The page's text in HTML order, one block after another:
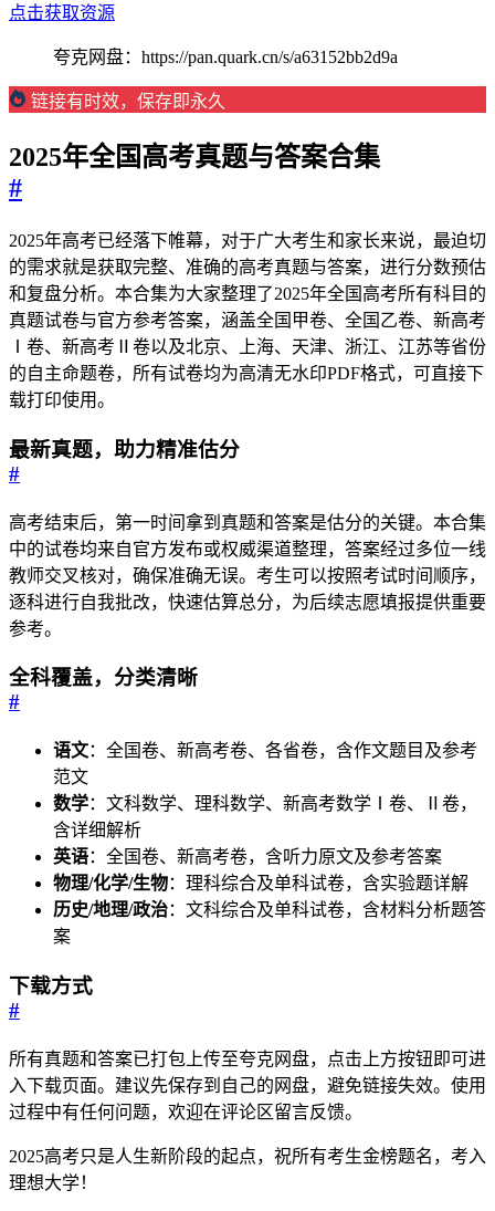
点击获取资源
夸克网盘：https://pan.quark.cn/s/a63152bb2d9a
链接有时效，保存即永久
2025年全国高考真题与答案合集
#
2025年高考已经落下帷幕，对于广大考生和家长来说，最迫切
的需求就是获取完整、准确的高考真题与答案，进行分数预估
和复盘分析。本合集为大家整理了2025年全国高考所有科目的
真题试卷与官方参考答案，涵盖全国甲卷、全国乙卷、新高考
Ⅰ卷、新高考Ⅱ卷以及北京、上海、天津、浙江、江苏等省份
的自主命题卷，所有试卷均为高清无水印PDF格式，可直接下
载打印使用。
最新真题，助力精准估分
#
高考结束后，第一时间拿到真题和答案是估分的关键。本合集
中的试卷均来自官方发布或权威渠道整理，答案经过多位一线
教师交叉核对，确保准确无误。考生可以按照考试时间顺序，
逐科进行自我批改，快速估算总分，为后续志愿填报提供重要
参考。
全科覆盖，分类清晰
#
语文：全国卷、新高考卷、各省卷，含作文题目及参考
范文
数学：文科数学、理科数学、新高考数学Ⅰ卷、Ⅱ卷，
含详细解析
英语：全国卷、新高考卷，含听力原文及参考答案
物理/化学/生物：理科综合及单科试卷，含实验题详解
历史/地理/政治：文科综合及单科试卷，含材料分析题答
案
下载方式
#
所有真题和答案已打包上传至夸克网盘，点击上方按钮即可进
入下载页面。建议先保存到自己的网盘，避免链接失效。使用
过程中有任何问题，欢迎在评论区留言反馈。
2025高考只是人生新阶段的起点，祝所有考生金榜题名，考入
理想大学！